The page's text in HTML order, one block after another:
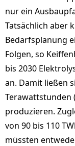
nur ein
Tatsächlich aber
Bedarfsplanung
Folgen, so
bis 2030
an. Damit ließen
Terawattstunden
produzieren.
von 90 bis 110
müssten